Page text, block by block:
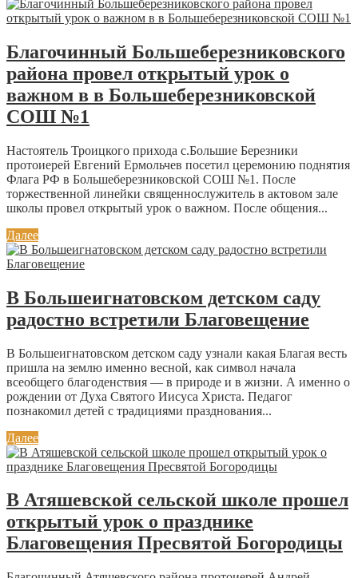
Благочинный Большеберезниковского
района провел открытый урок о
важном в в Большеберезниковской
СОШ №1
Настоятель Троицкого прихода с.Большие Березники
протоиерей Евгений Ермольчев посетил церемонию поднятия
Флага РФ в Большеберезниковской СОШ №1. После
торжественной линейки священнослужитель в актовом зале
школы провел открытый урок о важном. После общения...
Далее
В Большеигнатовском детском саду
радостно встретили Благовещение
В Большеигнатовском детском саду узнали какая Благая весть
пришла на землю именно весной, как символ начала
всеобщего благоденствия — в природе и в жизни. А именно о
рождении от Духа Святого Иисуса Христа. Педагог
познакомил детей с традициями празднования...
Далее
В Атяшевской сельской школе прошел
открытый урок о празднике
Благовещения Пресвятой Богородицы